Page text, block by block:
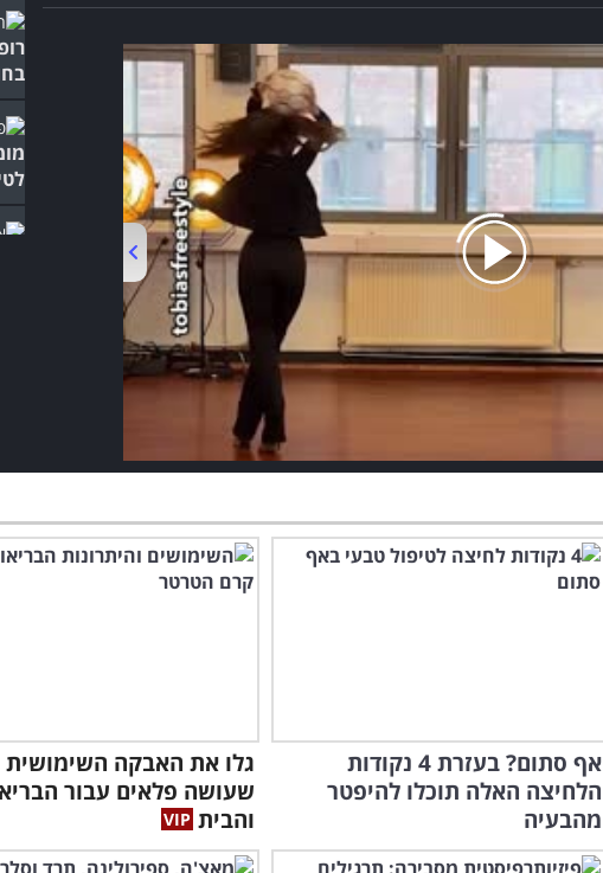
00:00 /01:01
אף סתום? בעזרת 4 נקודות
הלחיצה האלה תוכלו להיפטר
מהבעיה
גלו את האבקה השימושית
שעושה פלאים עבור
והבית